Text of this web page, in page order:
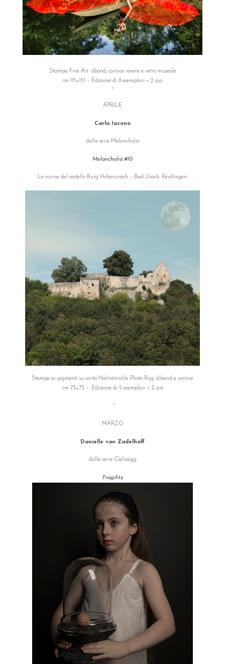
Stampa Fine Art dbond, cornice rovere e vetro museale
cm 115×151 – Edizione di 8 esemplari + 2 p.a.
°
APRILE
Carla Iacono
dalla serie Melancholia
Melancholia #10
Le rovine del castello Burg Hohenurach – Bad Urach, Reutlingen.
Stampe ai pigmenti su carta Hahnëmuhle Photo Rug, dibond e cornice
cm 73×73 – Edizione di 5 esemplari + 2 p.a
°
MARZO
Danielle van Zadelhoff
dalla serie Cleliaegg
Fragility